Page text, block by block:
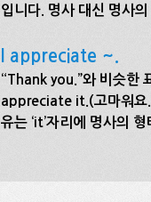
입니다. 명사 대신 명사
I appreciate ~.
“Thank you.”와 비슷한
appreciate it.(고마워요.
유는 ‘it’자리에 명사의